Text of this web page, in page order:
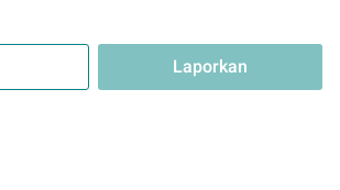
Laporkan